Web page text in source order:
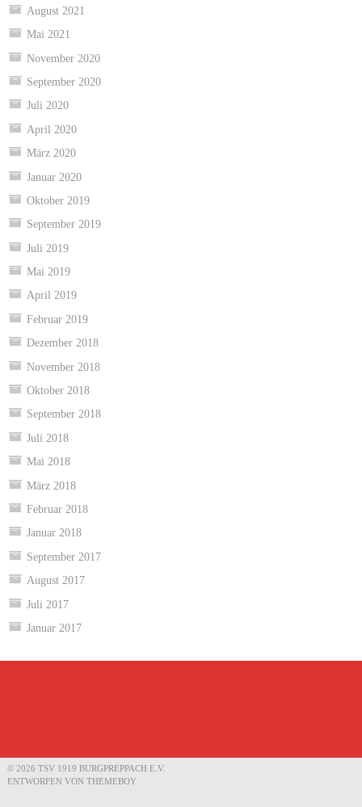
August 2021
Mai 2021
November 2020
September 2020
Juli 2020
April 2020
März 2020
Januar 2020
Oktober 2019
September 2019
Juli 2019
Mai 2019
April 2019
Februar 2019
Dezember 2018
November 2018
Oktober 2018
September 2018
Juli 2018
Mai 2018
März 2018
Februar 2018
Januar 2018
September 2017
August 2017
Juli 2017
Januar 2017
© 2026 TSV 1919 BURGPREPPACH E.V.
ENTWORFEN VON THEMEBOY